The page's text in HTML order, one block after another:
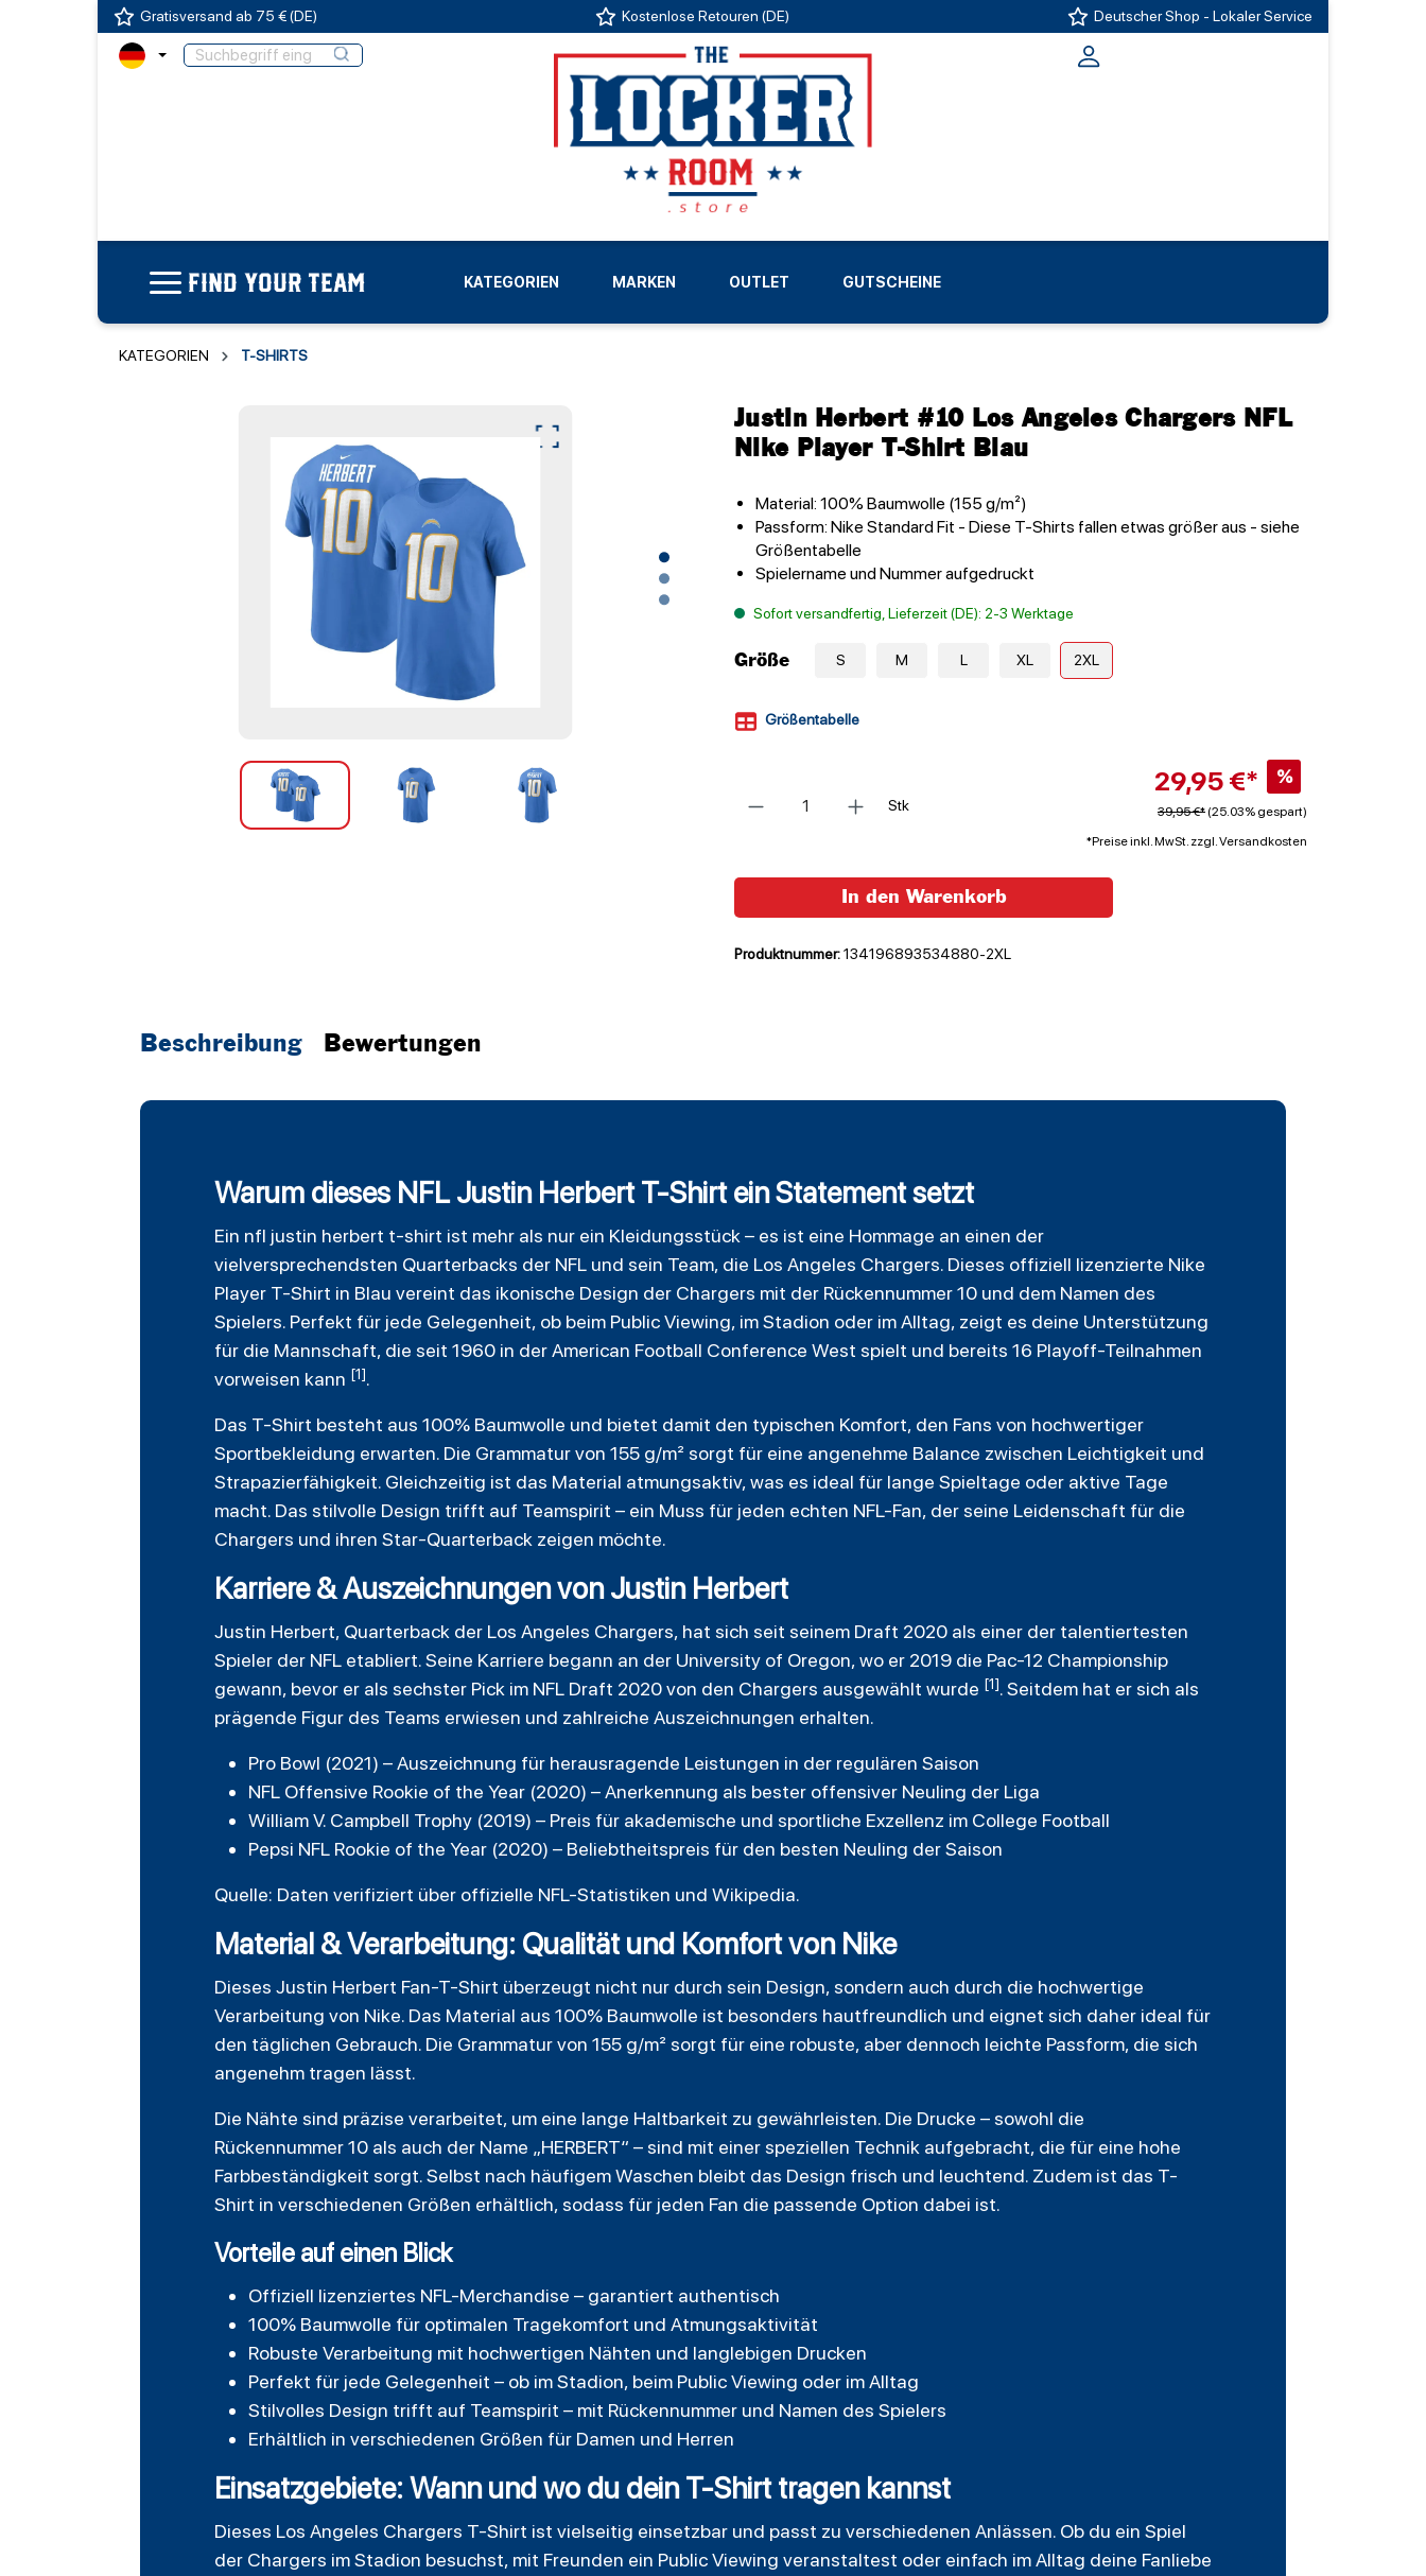
Gratisversand ab 75 € (DE) Kostenlose Retouren (DE) Deutscher Shop - Lokaler Service
FIND YOUR TEAM KATEGORIEN MARKEN
LIGEN
OUTLET GUTSCHEINE
KATEGORIEN T-SHIRTS
Justin Herbert #10 Los Angeles Chargers NFL
Nike Player T-Shirt Blau
Material: 100% Baumwolle (155 g/m²)
Passform: Nike Standard Fit - Diese T-Shirts fallen etwas größer aus - siehe
Größentabelle
Spielername und Nummer aufgedruckt
Sofort versandfertig, Lieferzeit (DE): 2-3 Werktage
Größe S M L XL 2XL
Größentabelle
Stk
29,95 €* %
39,95 €* (25.03% gespart)
*Preise inkl. MwSt. zzgl. Versandkosten
In den Warenkorb
Produktnummer:134196893534880-2XL
Beschreibung Bewertungen
Warum dieses NFL Justin Herbert T-Shirt ein Statement setzt
Ein nfl justin herbert t-shirt ist mehr als nur ein Kleidungsstück – es ist eine Hommage an einen der
vielversprechendsten Quarterbacks der NFL und sein Team, die Los Angeles Chargers. Dieses offiziell lizenzierte Nike
Player T-Shirt in Blau vereint das ikonische Design der Chargers mit der Rückennummer 10 und dem Namen des
Spielers. Perfekt für jede Gelegenheit, ob beim Public Viewing, im Stadion oder im Alltag, zeigt es deine Unterstützung
für die Mannschaft, die seit 1960 in der American Football Conference West spielt und bereits 16 Playoff-Teilnahmen
vorweisen kann [1].
Das T-Shirt besteht aus 100% Baumwolle und bietet damit den typischen Komfort, den Fans von hochwertiger
Sportbekleidung erwarten. Die Grammatur von 155 g/m² sorgt für eine angenehme Balance zwischen Leichtigkeit und
Strapazierfähigkeit. Gleichzeitig ist das Material atmungsaktiv, was es ideal für lange Spieltage oder aktive Tage
macht. Das stilvolle Design trifft auf Teamspirit – ein Muss für jeden echten NFL-Fan, der seine Leidenschaft für die
Chargers und ihren Star-Quarterback zeigen möchte.
Karriere & Auszeichnungen von Justin Herbert
Justin Herbert, Quarterback der Los Angeles Chargers, hat sich seit seinem Draft 2020 als einer der talentiertesten
Spieler der NFL etabliert. Seine Karriere begann an der University of Oregon, wo er 2019 die Pac-12 Championship
gewann, bevor er als sechster Pick im NFL Draft 2020 von den Chargers ausgewählt wurde [1]. Seitdem hat er sich als
prägende Figur des Teams erwiesen und zahlreiche Auszeichnungen erhalten.
Pro Bowl (2021) – Auszeichnung für herausragende Leistungen in der regulären Saison
NFL Offensive Rookie of the Year (2020) – Anerkennung als bester offensiver Neuling der Liga
William V. Campbell Trophy (2019) – Preis für akademische und sportliche Exzellenz im College Football
Pepsi NFL Rookie of the Year (2020) – Beliebtheitspreis für den besten Neuling der Saison
Quelle: Daten verifiziert über offizielle NFL-Statistiken und Wikipedia.
Material & Verarbeitung: Qualität und Komfort von Nike
Dieses Justin Herbert Fan-T-Shirt überzeugt nicht nur durch sein Design, sondern auch durch die hochwertige
Verarbeitung von Nike. Das Material aus 100% Baumwolle ist besonders hautfreundlich und eignet sich daher ideal für
den täglichen Gebrauch. Die Grammatur von 155 g/m² sorgt für eine robuste, aber dennoch leichte Passform, die sich
angenehm tragen lässt.
Die Nähte sind präzise verarbeitet, um eine lange Haltbarkeit zu gewährleisten. Die Drucke – sowohl die
Rückennummer 10 als auch der Name „HERBERT“ – sind mit einer speziellen Technik aufgebracht, die für eine hohe
Farbbeständigkeit sorgt. Selbst nach häufigem Waschen bleibt das Design frisch und leuchtend. Zudem ist das T-
Shirt in verschiedenen Größen erhältlich, sodass für jeden Fan die passende Option dabei ist.
Vorteile auf einen Blick
Offiziell lizenziertes NFL-Merchandise – garantiert authentisch
100% Baumwolle für optimalen Tragekomfort und Atmungsaktivität
Robuste Verarbeitung mit hochwertigen Nähten und langlebigen Drucken
Perfekt für jede Gelegenheit – ob im Stadion, beim Public Viewing oder im Alltag
Stilvolles Design trifft auf Teamspirit – mit Rückennummer und Namen des Spielers
Erhältlich in verschiedenen Größen für Damen und Herren
Einsatzgebiete: Wann und wo du dein T-Shirt tragen kannst
Dieses Los Angeles Chargers T-Shirt ist vielseitig einsetzbar und passt zu verschiedenen Anlässen. Ob du ein Spiel
der Chargers im Stadion besuchst, mit Freunden ein Public Viewing veranstaltest oder einfach im Alltag deine Fanliebe